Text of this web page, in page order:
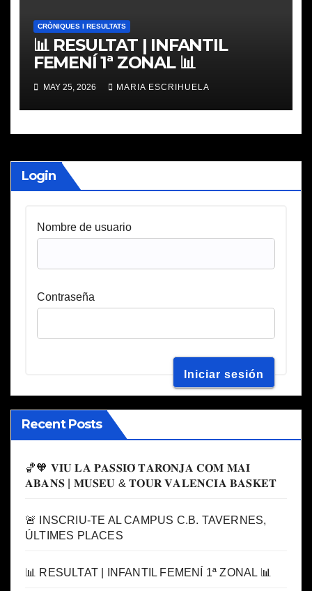
CRÒNIQUES I RESULTATS
📊 RESULTAT | INFANTIL
FEMENÍ 1ª ZONAL 📊
MAY 25, 2026 MARIA ESCRIHUELA
Login
Nombre de usuario
Contraseña
Recent Posts
🏀🧡 𝐕𝐈𝐔 𝐋𝐀 𝐏𝐀𝐒𝐒𝐈𝐎́ 𝐓𝐀𝐑𝐎𝐍𝐉𝐀 𝐂𝐎𝐌 𝐌𝐀𝐈
𝐀𝐁𝐀𝐍𝐒 | 𝐌𝐔𝐒𝐄𝐔 & 𝐓𝐎𝐔𝐑 𝐕𝐀𝐋𝐄𝐍𝐂𝐈𝐀 𝐁𝐀𝐒𝐊𝐄𝐓
🚨 INSCRIU-TE AL CAMPUS C.B. TAVERNES,
ÚLTIMES PLACES
📊 RESULTAT | INFANTIL FEMENÍ 1ª ZONAL 📊